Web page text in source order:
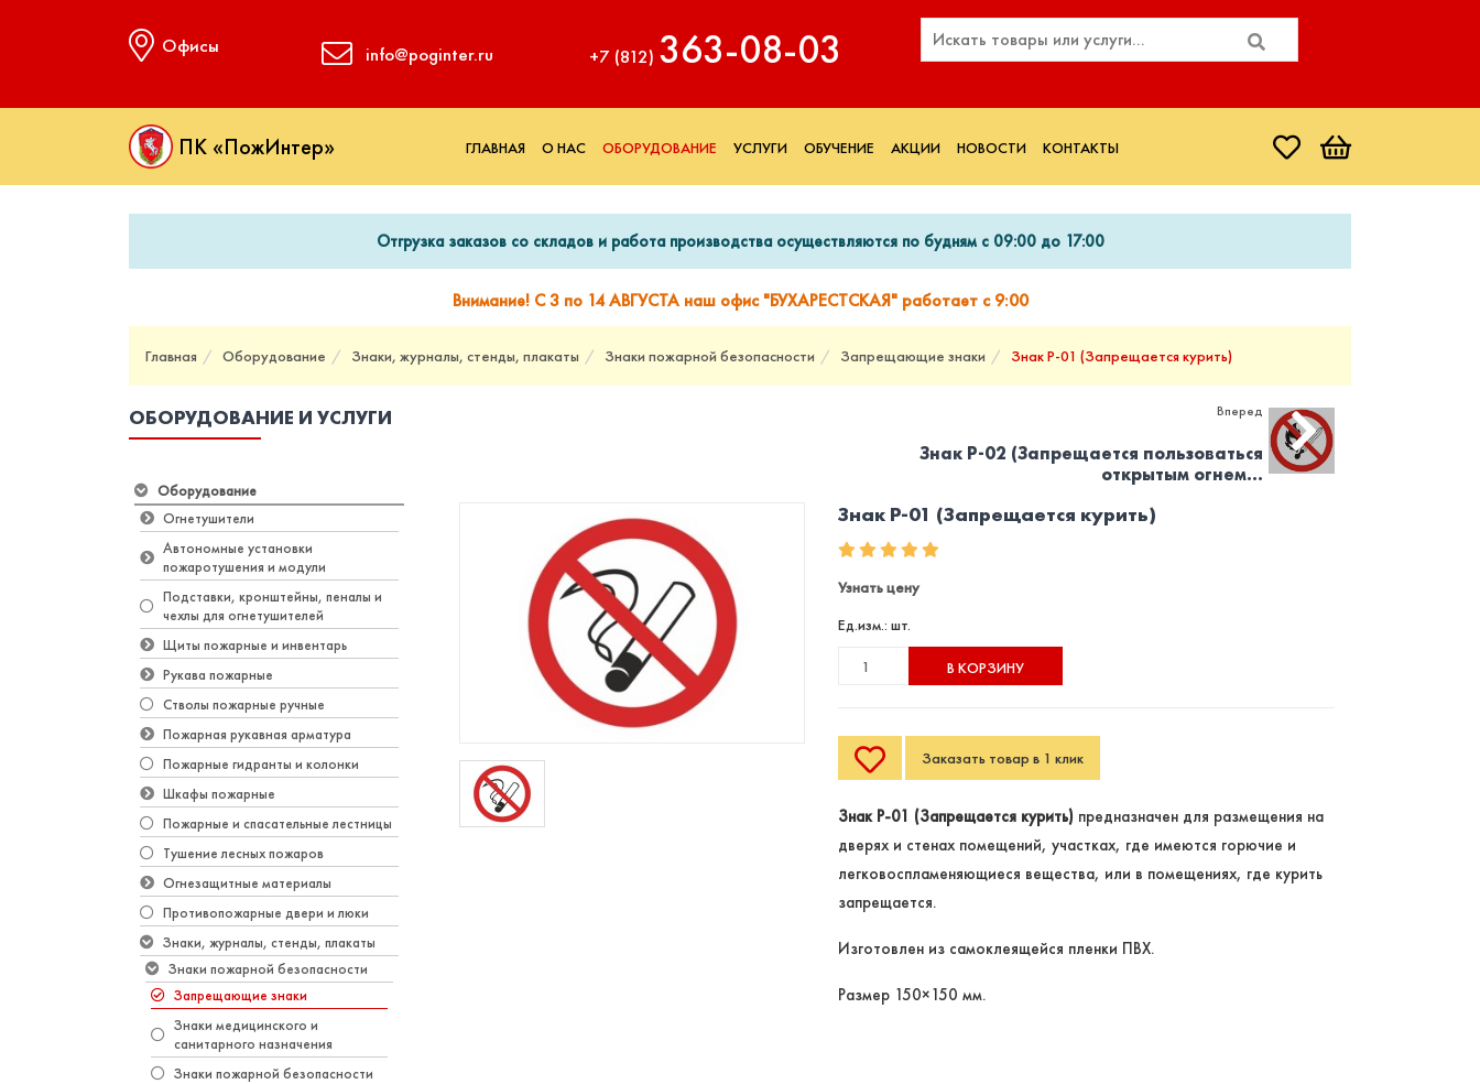
Офисы info@poginter.ru +7 (812) 363‑08‑03
ПК «ПожИнтер» ГЛАВНАЯ О НАС ОБОРУДОВАНИЕ УСЛУГИ ОБУЧЕНИЕ АКЦИИ НОВОСТИ КОНТАКТЫ
Отгрузка заказов со складов и работа производства осуществляются по будням с 09:00 до 17:00
Внимание! С 3 по 14 АВГУСТА наш офис "БУХАРЕСТСКАЯ" работает с 9:00
Главная Оборудование Знаки, журналы, стенды, плакаты Знаки пожарной безопасности Запрещающие знаки Знак P-01 (Запрещается курить)
ОБОРУДОВАНИЕ И УСЛУГИ
Оборудование
Огнетушители
Автономные установки
пожаротушения и модули
Подставки, кронштейны, пеналы и
чехлы для огнетушителей
Щиты пожарные и инвентарь
Рукава пожарные
Стволы пожарные ручные
Пожарная рукавная арматура
Пожарные гидранты и колонки
Шкафы пожарные
Пожарные и спасательные лестницы
Тушение лесных пожаров
Огнезащитные материалы
Противопожарные двери и люки
Знаки, журналы, стенды, плакаты
Знаки пожарной безопасности
Запрещающие знаки
Знаки медицинского и
санитарного назначения
Знаки пожарной безопасности
Вперед
Знак P-02 (Запрещается пользоваться
открытым огнем...
Знак P-01 (Запрещается курить)
Узнать цену
Ед.изм.: шт.
В КОРЗИНУ
Заказать товар в 1 клик
Знак P-01 (Запрещается курить) предназначен для размещения на
дверях и стенах помещений, участках, где имеются горючие и
легковоспламеняющиеся вещества, или в помещениях, где курить
запрещается.
Изготовлен из самоклеящейся пленки ПВХ.
Размер 150×150 мм.